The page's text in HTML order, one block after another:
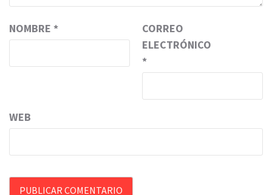
NOMBRE *
CORREO
ELECTRÓNICO
*
WEB